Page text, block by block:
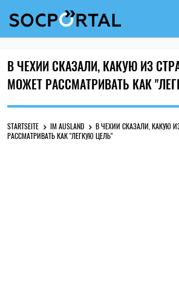
В ЧЕХИИ СКАЗАЛИ, КАКУЮ ИЗ
МОЖЕТ РАССМАТРИВАТЬ КАК
STARTSEITE IM AUSLAND
В ЧЕХИИ СКАЗАЛИ, КАКУЮ
РАССМАТРИВАТЬ КАК "ЛЕГКУЮ ЦЕЛЬ"